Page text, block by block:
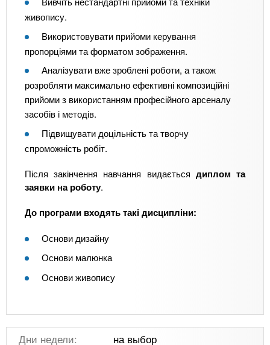
живопису.
Використовувати прийоми керування
пропорціями та форматом зображення.
Аналізувати вже зроблені роботи, а також
розробляти максимально ефективні композиційні
прийоми з використанням професійного арсеналу
засобів і методів.
Підвищувати доцільність та творчу
спроможність робіт.
Після закінчення навчання видається диплом та
заявки на роботу.
До програми входять такі дисципліни:
Основи дизайну
Основи малюнка
Основи живопису
Дни недели: на выбор